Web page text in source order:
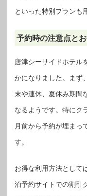
といった特別プランも
予約時の注意点と
唐津シーサイドホテル
かになりました。まず
末や連休、夏休み期間
なるようです。特にク
月前から予約が埋まっ
す。
お得な利用方法として
泊予約サイトでの割引